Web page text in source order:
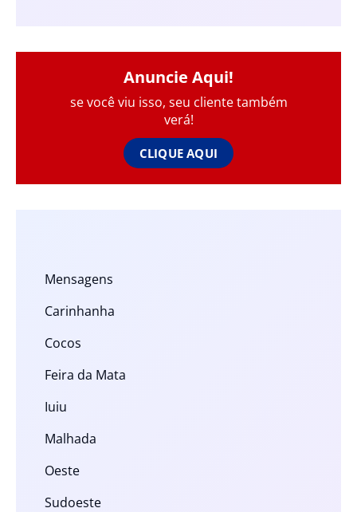
Anuncie Aqui!
se você viu isso, seu cliente também
verá!
CLIQUE AQUI
Mensagens
Carinhanha
Cocos
Feira da Mata
Iuiu
Malhada
Oeste
Sudoeste